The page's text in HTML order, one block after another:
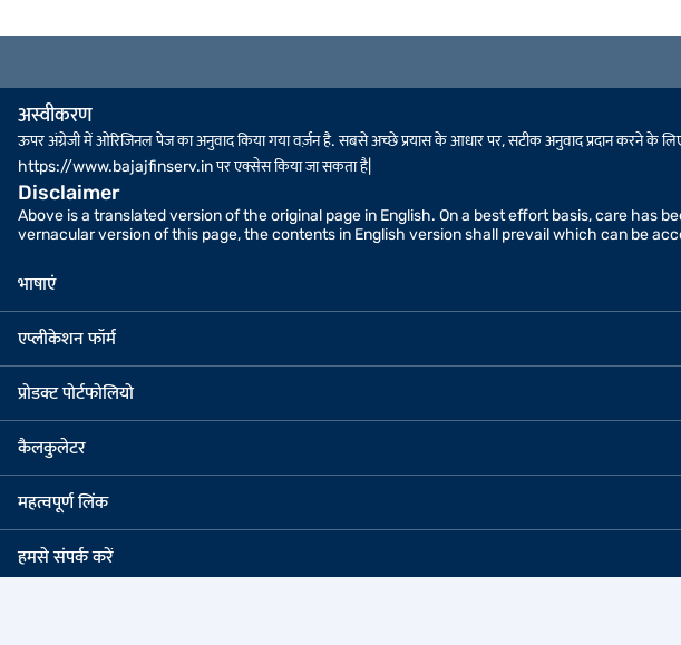
अस्वीकरण
ऊपर अंग्रेजी में ओरिजिनल पेज का अनुवाद किया गया वर्ज़न है. सबसे अच्छे प्रयास के आधार पर, सटीक अनुवाद प्रदान करने के
https://www.bajajfinserv.in पर एक्सेस किया जा सकता है|
Disclaimer
Above is a translated version of the original page in English. On a best effort basis, care
vernacular version of this page, the contents in English version shall prevail which can be
भाषाएं
एप्लीकेशन फॉर्म
प्रोडक्ट पोर्टफोलियो
कैलकुलेटर
महत्वपूर्ण लिंक
हमसे संपर्क करें